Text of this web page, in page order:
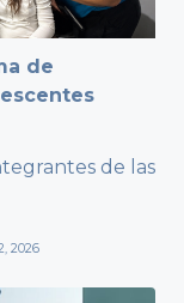
de
de las
2026